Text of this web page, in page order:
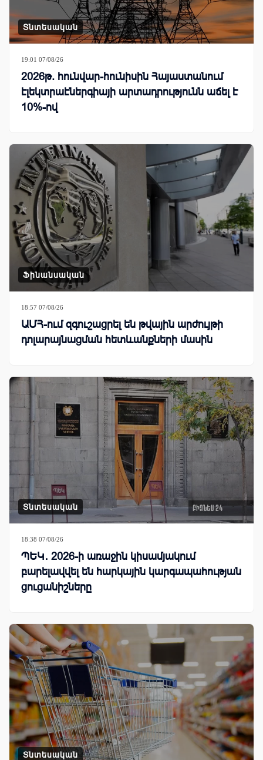
Տնտեսական
19:01 07/08/26
2026թ. հունվար-հունիսին Հայաստանում
էլեկտրաէներգիայի արտադրությունն աճել է
10%-ով
Ֆինանսական
18:57 07/08/26
ԱՄՀ-ում զգուշացրել են թվային արժույթի
դոլարայնացման հետևանքների մասին
Տնտեսական
18:38 07/08/26
ՊԵԿ․ 2026-ի առաջին կիսամյակում
բարելավվել են հարկային կարգապահության
ցուցանիշները
Տնտեսական